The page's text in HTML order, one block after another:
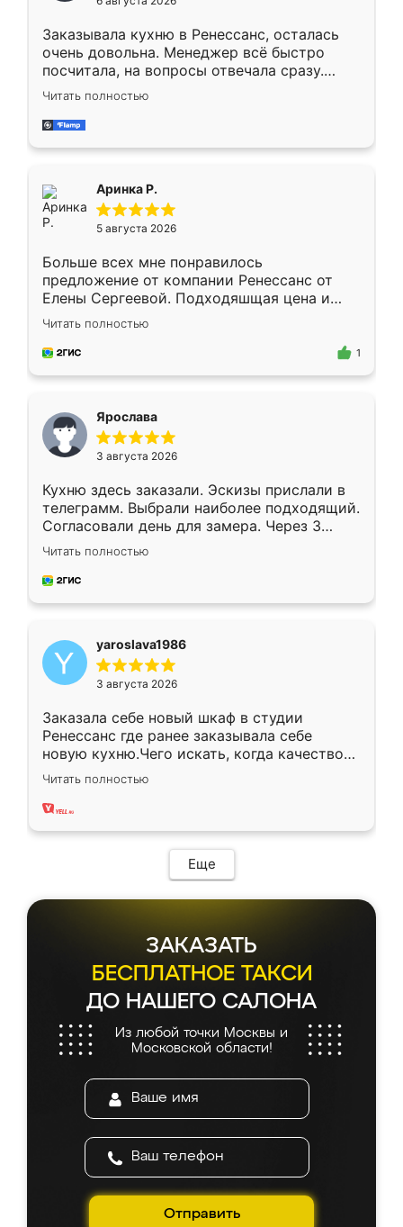
мебели буду заказывать только здесь.
Заказывала кухню в Ренессанс, осталась
очень довольна. Менеджер всё быстро
посчитала, на вопросы отвечала сразу.
Замерщик приехал в субботу, подошёл к
делу со всей ответственностью. Собрали
за день, ребята работали аккуратно, даже
Читать полностью
Аринка Р.
5 августа 2026
Больше всех мне понравилось
предложение от компании Ренессанс от
Елены Сергеевой. Подходяшщая цена и
короткие сроки изготовления. Приехавший
для замера сотрудник Владислав
предложил по моему эскизу самый
Читать полностью
1
Ярослава
3 августа 2026
Кухню здесь заказали. Эскизы прислали в
телеграмм. Выбрали наиболее подходящий.
Согласовали день для замера. Через 3
недели кухня была уже готова. Остались
довольны работой. Спасибо Ренессанс
мебель за качественную работу!
Читать полностью
yaroslava1986
3 августа 2026
Заказала себе новый шкаф в студии
Ренессанс где ранее заказывала себе
новую кухню.Чего искать, когда качеством
вполне довольна. Служит кухня уже почти
два года, нареканий нет.
Читать полностью
Еще
ЗАКАЗАТЬ
БЕСПЛАТНОЕ ТАКСИ
ДО НАШЕГО САЛОНА
Из любой точки Москвы и
Московской области!
Отправить